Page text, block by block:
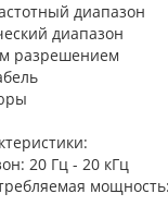
диапазон
диапазон
разрешением
20 Гц - 20 кГц